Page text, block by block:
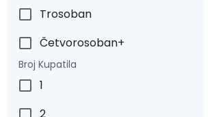
Trosoban
Četvorosoban+
Broj Kupatila
1
2